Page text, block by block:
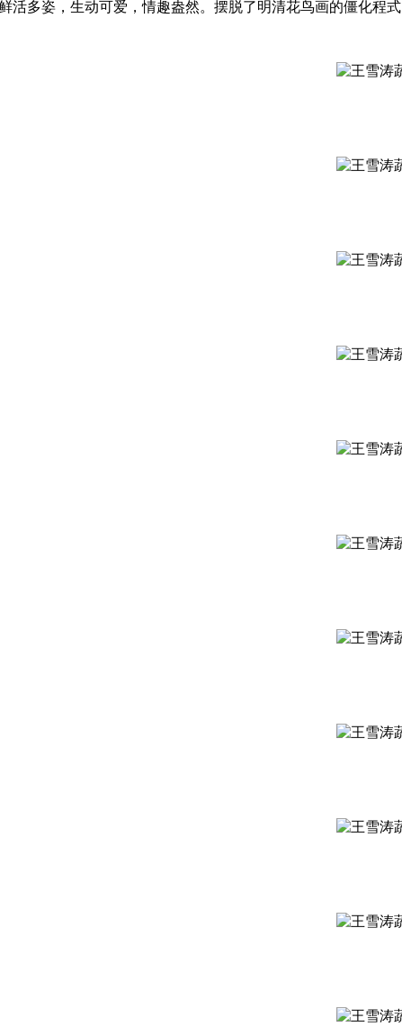
活多姿，生动可爱，情趣盎然。摆脱了明清花鸟画的僵化程